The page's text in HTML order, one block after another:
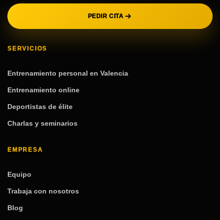
PEDIR CITA
SERVICIOS
Entrenamiento personal en Valencia
Entrenamiento online
Deportistas de élite
Charlas y seminarios
EMPRESA
Equipo
Trabaja con nosotros
Blog